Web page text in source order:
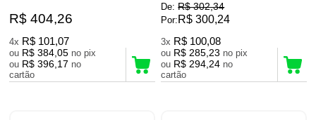
R$ 404,26
4x R$ 101,07
ou R$ 384,05
no pix
ou R$ 396,17 no
cartão
De: R$ 302,34
Por: R$ 300,24
3x R$ 100,08
ou R$ 285,23
no pix
ou R$ 294,24 no
cartão